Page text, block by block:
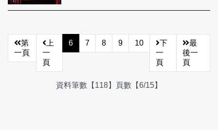
第
一頁
上
一
頁
6 7 8 9 10
下
一
頁
最
後一
頁
資料筆數【118】頁數【6/15】